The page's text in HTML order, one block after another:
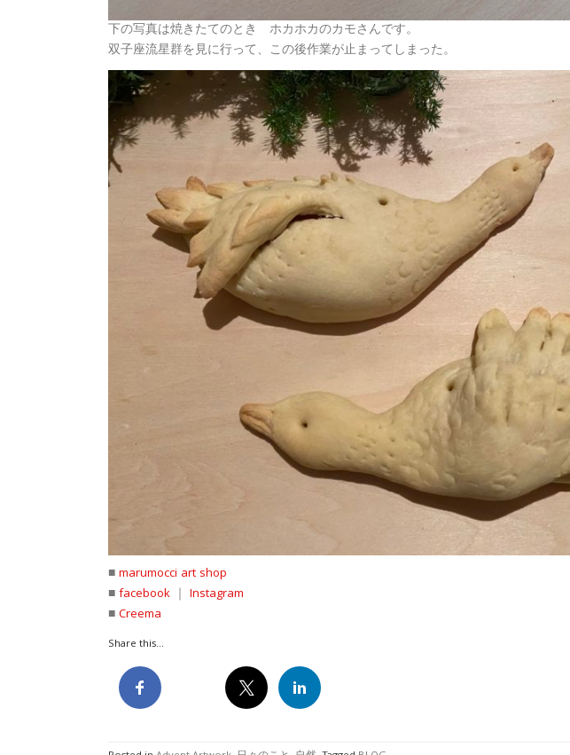
下の写真は焼きたてのとき ホカホカのカモさんです。
双子座流星群を見に行って、この後作業が止まってしまった。
■marumocci art shop
■facebook ｜ Instagram
■Creema
Share this...